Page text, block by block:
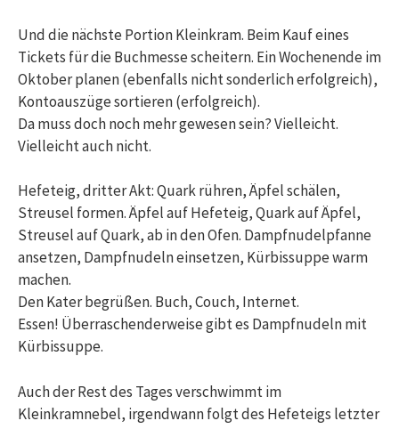
Und die nächste Portion Kleinkram. Beim Kauf eines
Tickets für die Buchmesse scheitern. Ein Wochenende im
Oktober planen (ebenfalls nicht sonderlich erfolgreich),
Kontoauszüge sortieren (erfolgreich).
Da muss doch noch mehr gewesen sein? Vielleicht.
Vielleicht auch nicht.
Hefeteig, dritter Akt: Quark rühren, Äpfel schälen,
Streusel formen. Äpfel auf Hefeteig, Quark auf Äpfel,
Streusel auf Quark, ab in den Ofen. Dampfnudelpfanne
ansetzen, Dampfnudeln einsetzen, Kürbissuppe warm
machen.
Den Kater begrüßen. Buch, Couch, Internet.
Essen! Überraschenderweise gibt es Dampfnudeln mit
Kürbissuppe.
Auch der Rest des Tages verschwimmt im
Kleinkramnebel, irgendwann folgt des Hefeteigs letzter